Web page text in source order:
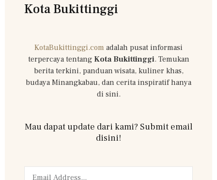
Kota Bukittinggi
KotaBukittinggi.com adalah pusat informasi
terpercaya tentang Kota Bukittinggi. Temukan
berita terkini, panduan wisata, kuliner khas,
budaya Minangkabau, dan cerita inspiratif hanya
di sini.
Mau dapat update dari kami? Submit email
disini!